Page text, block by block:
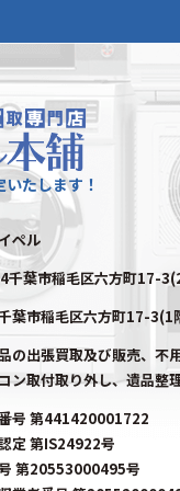
たします！
ペル
千葉市稲毛区六方町17-
千葉市稲毛区六方町17-3(1
の出張買取及び販売、不
ン取付取り外し、遺品整
号 第441420001722
定 第IS24922号
第20553000495号